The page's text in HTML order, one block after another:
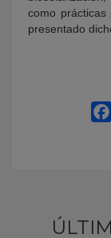
como
presentado